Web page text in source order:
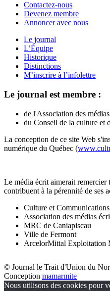
Contactez-nous
Devenez membre
Annoncer avec nous
Le journal
L’Équipe
Historique
Distinctions
M’inscrire à l’infolettre
Le journal est membre :
de l'Association des
du Conseil de la culture et
La conception de ce site Web
numérique du Québec (
Le média écrit aimerait remercier
contribuent à la pérennité de ses
Culture et
Association des médias
MRC de Caniapiscau
Ville de Fermont
ArcelorMittal Exploitation
© Journal le Trait d'Union du
Conception mamarmite
Nous utilisons des cookies pour